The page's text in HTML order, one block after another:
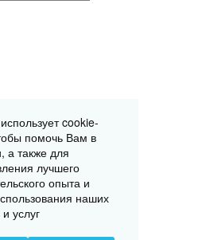
cookie-
помочь Вам в
а также для
лучшего
опыта и
наших
услуг